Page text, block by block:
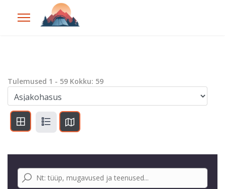
Tulemused 1 - 59 Kokku: 59